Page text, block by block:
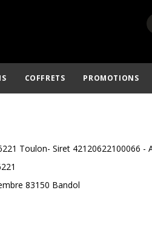
COFFRETS PROMOTIONS
Toulon- Siret 42120622100066 -
83150 Bandol